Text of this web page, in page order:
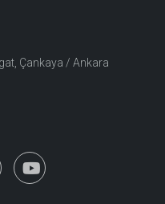
Çankaya / Ankara